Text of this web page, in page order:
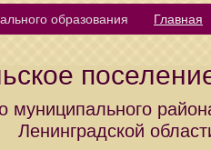
образования Главная
муниципального
Ленинградской